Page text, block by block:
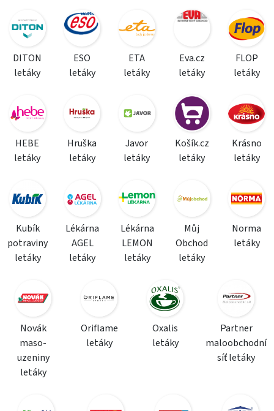
DITON
letáky
ESO
letáky
ETA
letáky
Eva.cz
letáky
FLOP
letáky
HEBE
letáky
Hruška
letáky
Javor
letáky
Košík.cz
letáky
Krásno
letáky
Kubík
potraviny
letáky
Lékárna
AGEL
letáky
Lékárna
LEMON
letáky
Můj
Obchod
letáky
Norma
letáky
Novák
maso-
uzeniny
letáky
Oriflame
letáky
Oxalis
letáky
Partner
maloobchodní
síť letáky